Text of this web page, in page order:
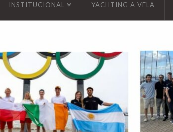
INSTITUCIONAL YACHTING A VELA